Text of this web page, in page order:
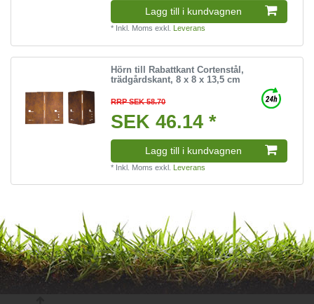
Lagg till i kundvagnen
* Inkl. Moms exkl. Leverans
Hörn till Rabattkant Cortenstål,
trädgårdskant, 8 x 8 x 13,5 cm
RRP SEK 58.70
SEK 46.14 *
Lagg till i kundvagnen
* Inkl. Moms exkl. Leverans